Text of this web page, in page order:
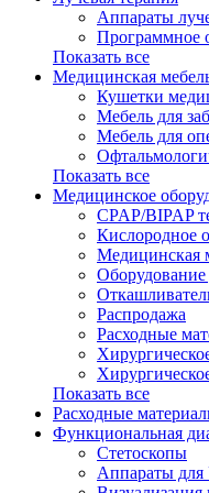
Аппараты
Программное
Показать все
Медицинская
Кушетки
Мебель для
Мебель для
Показать все
Медицинское
CPAP/BIPAP
Кислородное
Медицинская
Оборудование
Распродажа
Расходные
Показать все
Расходные
Функциональная
Cтетоскопы
Аппараты